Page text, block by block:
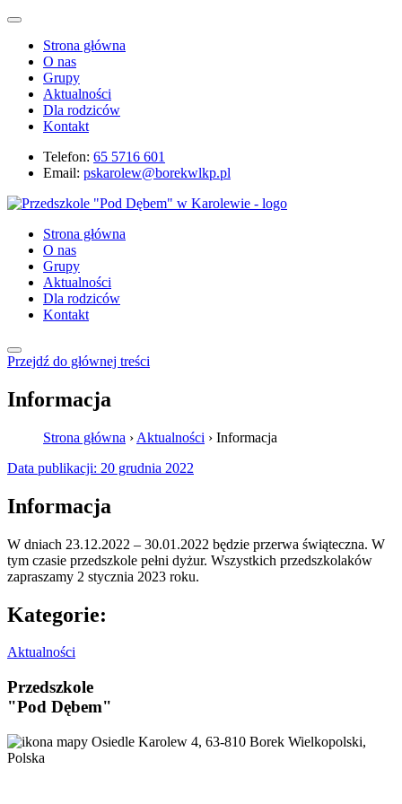
Strona główna
O nas
Grupy
Aktualności
Dla rodziców
Kontakt
Telefon: 65 5716 601
Email: pskarolew@borekwlkp.pl
Strona główna
O nas
Grupy
Aktualności
Dla rodziców
Kontakt
Przejdź do głównej treści
Informacja
Strona główna › Aktualności › Informacja
Data publikacji: 20 grudnia 2022
Informacja
W dniach 23.12.2022 – 30.01.2022 będzie przerwa świąteczna. W
tym czasie przedszkole pełni dyżur. Wszystkich przedszkolaków
zapraszamy 2 stycznia 2023 roku.
Kategorie:
Aktualności
Przedszkole
"Pod Dębem"
Osiedle Karolew 4, 63-810 Borek Wielkopolski,
Polska